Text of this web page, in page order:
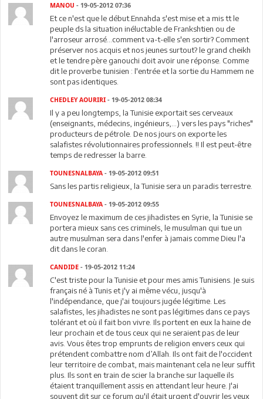
MANOU - 19-05-2012 07:36
Et ce n'est que le début.Ennahda s'est mise et a mis tt le
peuple ds la situation inéluctable de Frankshtien ou de
l'arroseur arrosé...comment va-t-elle s'en sortir? Comment
préserver nos acquis et nos jeunes surtout? le grand cheikh
et le tendre père ganouchi doit avoir une réponse. Comme
dit le proverbe tunisien : l'entrée et la sortie du Hammem ne
sont pas identiques.
CHEDLEY AOURIRI - 19-05-2012 08:34
Il y a peu longtemps, la Tunisie exportait ses cerveaux
(enseignants, médecins, ingénieurs,...) vers les pays "riches"
producteurs de pétrole. De nos jours on exporte les
salafistes révolutionnaires professionnels. !! Il est peut-être
temps de redresser la barre.
TOUNESNALBAYA - 19-05-2012 09:51
Sans les partis religieux, la Tunisie sera un paradis terrestre.
TOUNESNALBAYA - 19-05-2012 09:55
Envoyez le maximum de ces jihadistes en Syrie, la Tunisie se
portera mieux sans ces criminels, le musulman qui tue un
autre musulman sera dans l'enfer à jamais comme Dieu l'a
dit dans le coran.
CANDIDE - 19-05-2012 11:24
C'est triste pour la Tunisie et pour mes amis Tunisiens. Je suis
français né à Tunis et j'y ai même vécu, jusqu'à
l'indépendance, que j'ai toujours jugée légitime. Les
salafistes, les jihadistes ne sont pas légitimes dans ce pays
tolérant et où il fait bon vivre. Ils portent en eux la haine de
leur prochain et de tous ceux qui ne seraient pas de leur
avis. Vous êtes trop emprunts de religion envers ceux qui
prétendent combattre nom d’Allah. Ils ont fait de l'occident
leur territoire de combat, mais maintenant cela ne leur suffit
plus. Ils sont en train de scier la branche sur laquelle ils
étaient tranquillement assis en attendant leur heure. J'ai
souvent dit sur ce forum qu'il était urgent d'ouvrir les yeux